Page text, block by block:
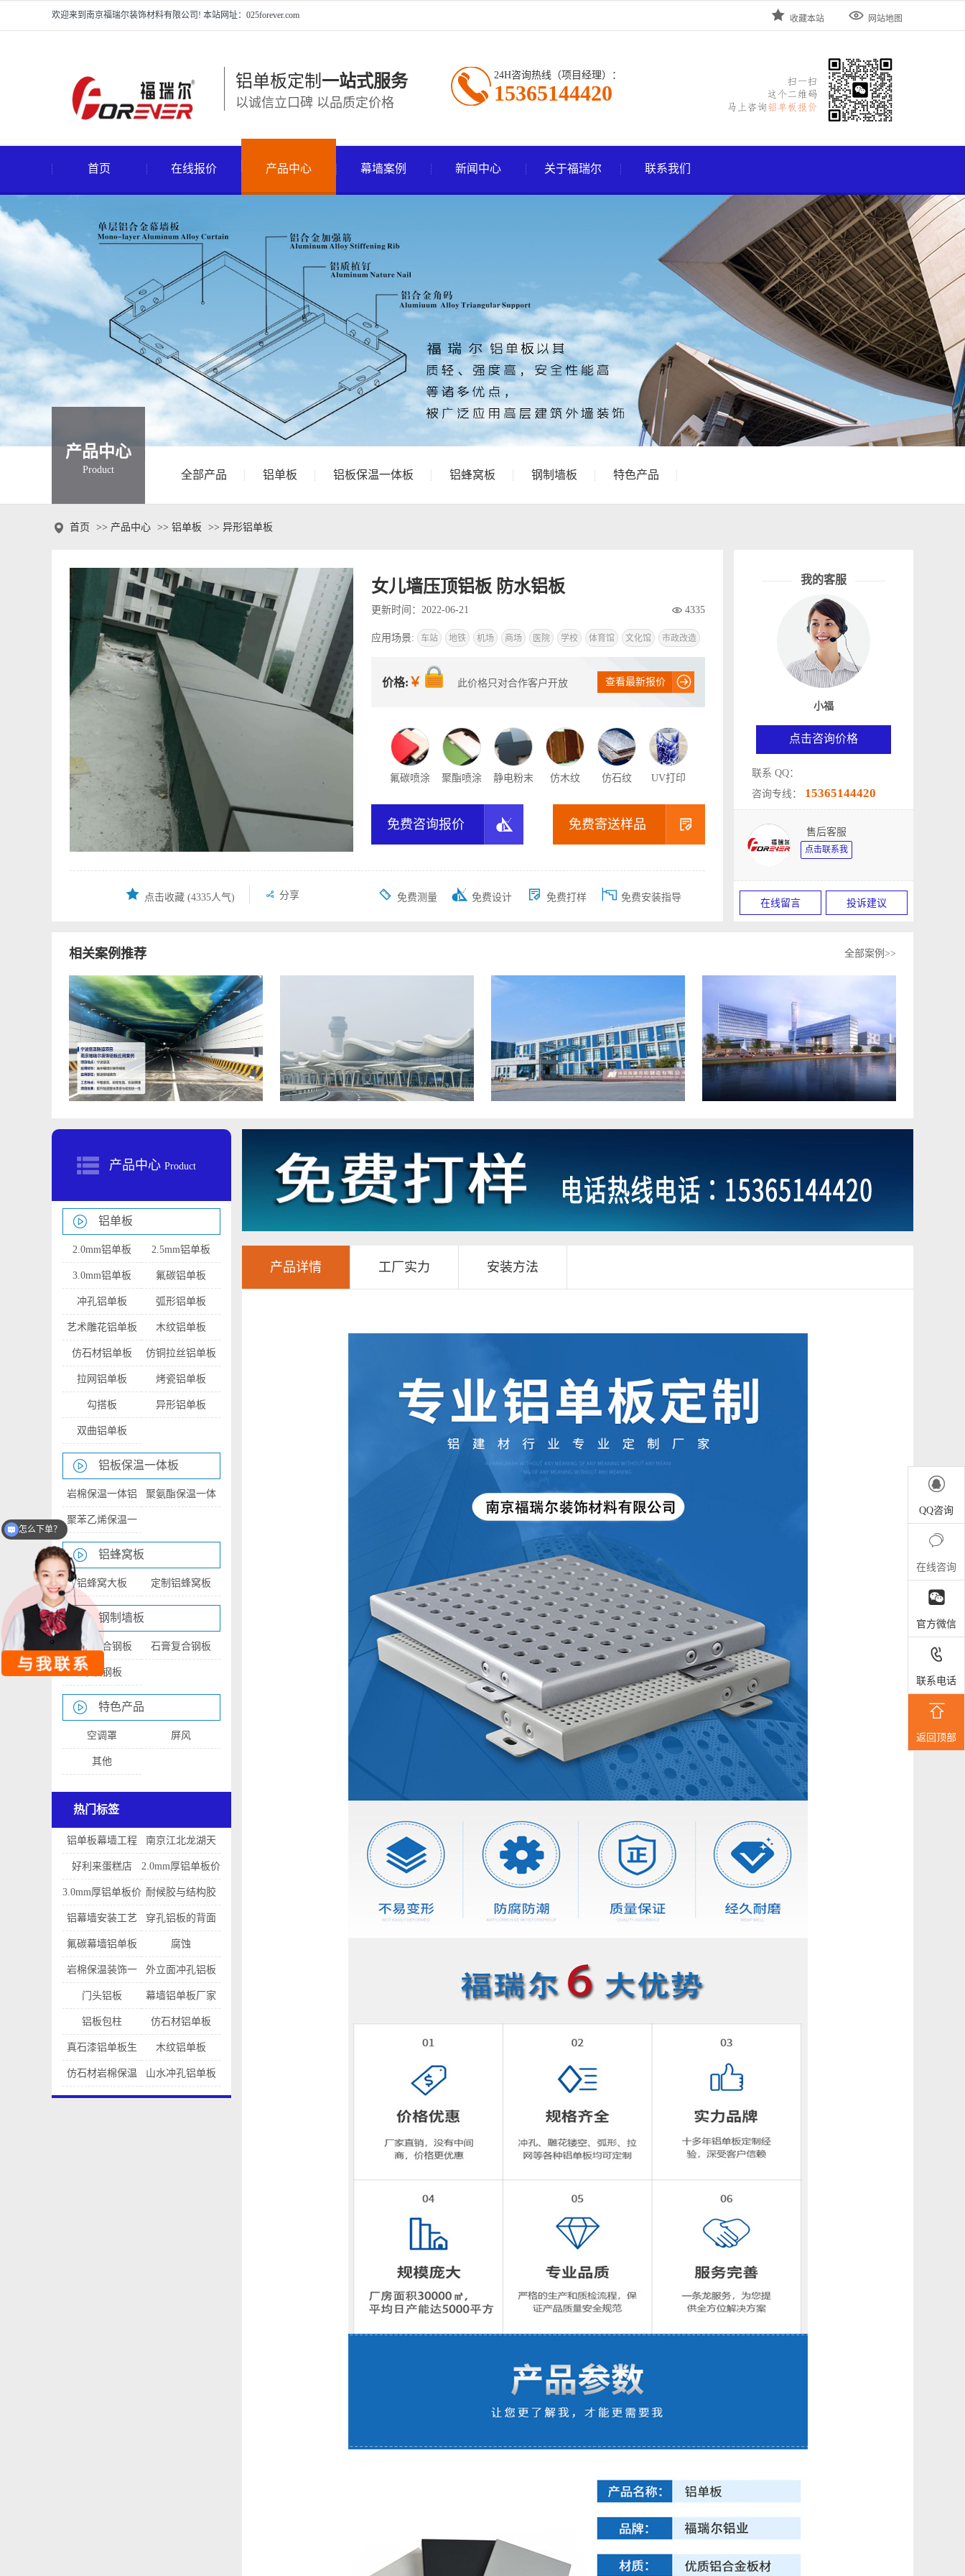
欢迎来到南京福瑞尔装饰材料有限公司! 本站网址：025forever.com  收藏本站  网站地图
铝单板定制 一站式服务
以诚信立口碑 以品质定价格
24H咨询热线（项目经理）：
15365144420
首页 在线报价 产品中心 幕墙案例 新闻中心 关于福瑞尔 联系我们
产品中心
Product 全部产品 铝单板 铝板保温一体板 铝蜂窝板 钢制墙板 特色产品
 首页 >> 产品中心 >> 铝单板 >> 异形铝单板
我的客服
小福
点击咨询价格
联系 QQ：
咨询专线：
15365144420
售后客服
点击联系我
在线留言 投诉建议
女儿墙压顶铝板 防水铝板
更新时间：2022-06-21  4335
应用场景: 车站 地铁 机场 商场 医院 学校 体育馆 文化馆 市政改造
价格: ￥ 此价格只对合作客户开放 查看最新报价 
氟碳喷涂 聚酯喷涂 静电粉末 仿木纹 仿石纹 UV打印
免费咨询报价  免费寄送样品 
 点击收藏 (4335人气)  分享  免费测量  免费设计  免费打样  免费安装指导
相关案例推荐 全部案例>>
产品中心 Product
铝单板
2.0mm铝单板 2.5mm铝单板
3.0mm铝单板 氟碳铝单板
冲孔铝单板 弧形铝单板
艺术雕花铝单板 木纹铝单板
仿石材铝单板 仿铜拉丝铝单板
拉网铝单板 烤瓷铝单板
勾搭板 异形铝单板
双曲铝单板
铝板保温一体板
岩棉保温一体铝
板
聚氨酯保温一体
聚苯乙烯保温一
体铝板
铝蜂窝板
铝蜂窝大板 定制铝蜂窝板
钢制墙板
瓦楞复合钢板 石膏复合钢板
木纹钢板
特色产品
空调罩 屏风
其他
热门标签
铝单板幕墙工程
的造价
南京江北龙湖天
街
好利来蛋糕店 2.0mm厚铝单板价
格是多少
3.0mm厚铝单板价
格
耐候胶与结构胶
的区别
铝幕墙安装工艺 穿孔铝板的背面
灯光施工方法
氟碳幕墙铝单板 腐蚀
岩棉保温装饰一
体铝板
外立面冲孔铝板
幕墙
门头铝板 幕墙铝单板厂家
铝板包柱 仿石材铝单板
真石漆铝单板生
产厂家
木纹铝单板
仿石材岩棉保温
一体铝板
山水冲孔铝单板
产品详情 工厂实力 安装方法

QQ咨询

在线咨询

官方微信

联系电话

返回顶部
供货周期多久？